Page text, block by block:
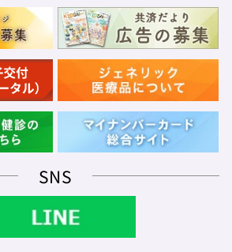
SNS